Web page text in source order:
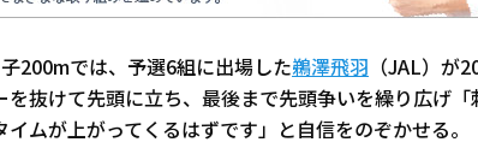
200mでは、予選6組に出場した鵜澤飛羽
（JAL）が
を抜けて先頭に立ち、最後まで先頭争いを繰り広げ「
ムが上がってくるはずです」と自信をのぞかせる。